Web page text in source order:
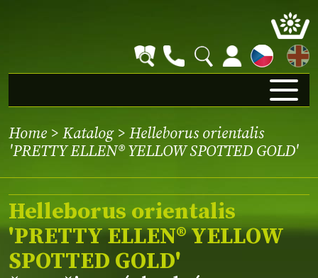
EN
Home > Katalog> Helleborus orientalis
'PRETTY ELLEN® YELLOW SPOTTED GOLD'
Helleborus orientalis
'PRETTY ELLEN® YELLOW
SPOTTED GOLD'